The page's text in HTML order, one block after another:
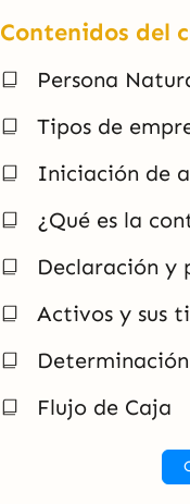
Contenidos del
Persona
Tipos de
Iniciación de
¿Qué es la
Declaración y
Activos y sus
Flujo de Caja